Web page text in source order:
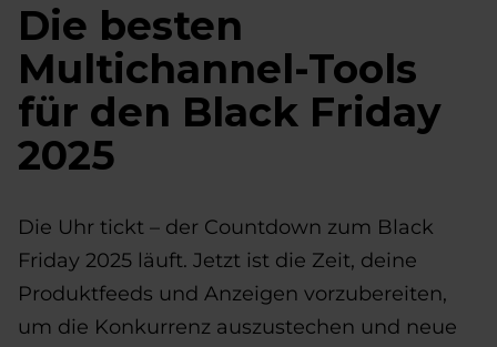
Die besten
Multichannel-Tools
für den Black Friday
2025
Die Uhr tickt – der Countdown zum Black
Friday 2025 läuft. Jetzt ist die Zeit, deine
Produktfeeds und Anzeigen vorzubereiten,
um die Konkurrenz auszustechen und neue